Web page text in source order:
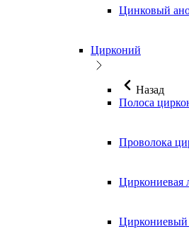
Цинковый
Цирконий
Назад
Полоса
Проволока
Циркониевая
Циркониевый